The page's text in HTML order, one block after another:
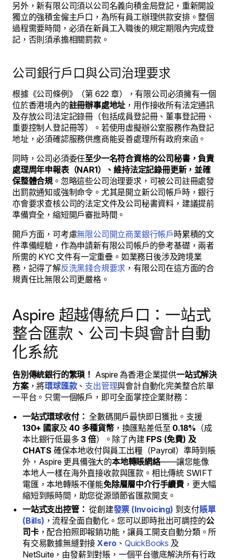
另外，新有限公司須以公司名義向積金局登記，重新開設
獨立的強積金僱主戶口，為所有員工辦理供款安排。整個
過程需要時間，必須在新員工入職後的規定期限內完成登
記，否則須承擔相關罰款。
公司銀行戶口與公司治理要求
根據《公司條例》（第 622 章），有限公司必須擁有一個
位於香港境內的註冊辦事處地址 ，用作接收所有法定通訊
及存放公司法定記錄冊（包括成員登記冊、董事登記冊、
重要控制人登記冊等）。若使用虛擬辦公室服務作為登記
地址，必須確認服務供應商能妥善處理所有政府來函。
同時，公司必須委任至少一名符合資格的公司秘書，負責
處理周年申報表（NAR1）、維持法定記錄冊更新，並確
保整體合規 。忽略這些公司治理要求，可被公司註冊處發
出罰款通知或強制命令。尤其是開立新公司帳戶時，銀行
亦會要求查核公司的法定文件及公司秘書資料，建議提前
準備齊全，縮短開戶審批時間。
開戶方面，可考慮無限公司開立商業銀行帳戶 時累積的文
件準備經驗，作為申請新有限公司帳戶的參考基礎，兩者
所需的 KYC 文件有一定重疊。如業務日後涉及跨境業
務，記得了解反洗黑錢合規要求 ，有限公司在這方面的合
規責任比無限公司更嚴格。
Aspire 超越傳統戶口：一站式
整合匯款、公司卡與會計自動
化系統
告別傳統銀行的繁瑣！ Aspire 為香港企業提供一站式解決
方案，將環球匯款、 支出管理與會計自動化完美整合於單
一平台。只需一個帳戶，即可全面掌控企業財務：
一站式環球收付： 全數碼開戶最快即日獲批。支援
130+ 國家及40 多種貨幣，換匯點差低至 0.18% （成
本比銀行低最多 3 倍）。除了內建 FPS (免費) 及
CHATS 確保本地收付與員工出糧（Payroll）準時到賬
外，Aspire 更具備強大的本地轉賬網絡——讓您能像
本地人一樣在海外直接收款與匯款。相比傳統 SWIFT
電匯，本地轉賬不僅能免除層層中介行手續費 ，更大幅
縮短到賬時間，助您從源頭節省匯款開支。
一站式支出控管： 從創建發票 (Invoicing) 到支付賬單
(Bills) ，流程全面自動化。您可以即時批出可調控的公
司卡，配合拍照即報銷功能，讓員工開支自動分類。所
有交易數據無縫對接Xero 、QuickBooks 及
NetSuite，由發薪到對賬，一個平台徹底解決所有行政